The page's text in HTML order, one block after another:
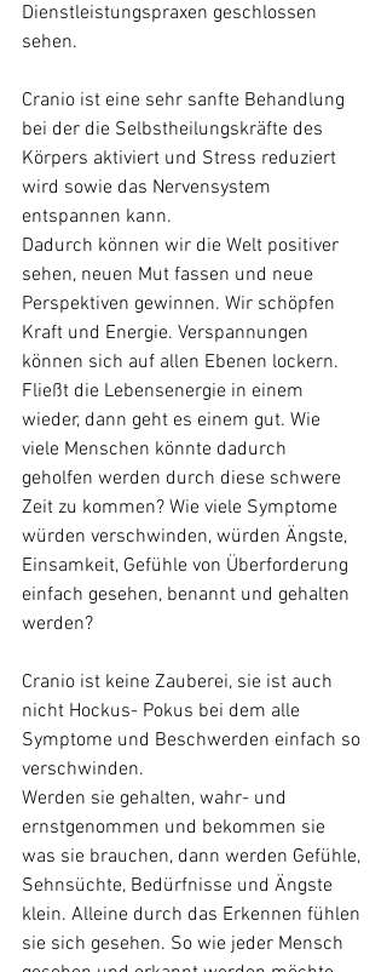
Dienstleistungspraxen geschlossen
sehen.
Cranio ist eine sehr sanfte Behandlung
bei der die Selbstheilungskräfte des
Körpers aktiviert und Stress reduziert
wird sowie das Nervensystem
entspannen kann.
Dadurch können wir die Welt positiver
sehen, neuen Mut fassen und neue
Perspektiven gewinnen. Wir schöpfen
Kraft und Energie. Verspannungen
können sich auf allen Ebenen lockern.
Fließt die Lebensenergie in einem
wieder, dann geht es einem gut. Wie
viele Menschen könnte dadurch
geholfen werden durch diese schwere
Zeit zu kommen? Wie viele Symptome
würden verschwinden, würden Ängste,
Einsamkeit, Gefühle von Überforderung
einfach gesehen, benannt und gehalten
werden?
Cranio ist keine Zauberei, sie ist auch
nicht Hockus- Pokus bei dem alle
Symptome und Beschwerden einfach so
verschwinden.
Werden sie gehalten, wahr- und
ernstgenommen und bekommen sie
was sie brauchen, dann werden Gefühle,
Sehnsüchte, Bedürfnisse und Ängste
klein. Alleine durch das Erkennen fühlen
sie sich gesehen. So wie jeder Mensch